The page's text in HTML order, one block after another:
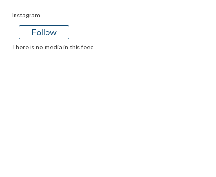
Instagram
Follow
There is no media in this feed